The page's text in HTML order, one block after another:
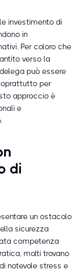
investimento di
in
Per coloro che
verso la
può essere
per
approccio è
e
di
un ostacolo
sicurezza
competenza
molti trovano
notevole stress e